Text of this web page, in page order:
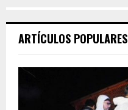
ARTÍCULOS POPULARES